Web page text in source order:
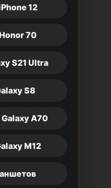
12
70
S21 Ultra
S8
A70
M12